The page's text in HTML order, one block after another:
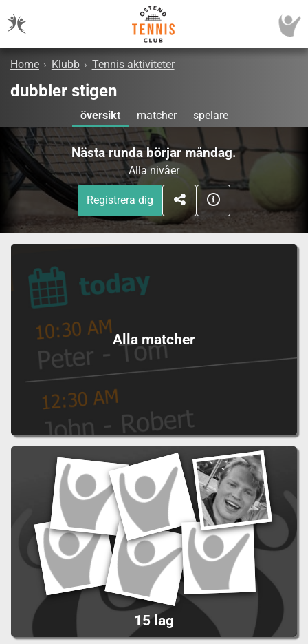
Home › Klubb › Tennis aktiviteter
dubbler stigen
översikt matcher spelare
Nästa runda börjar måndag.
Alla nivåer
Registrera dig
Alla matcher
15 lag